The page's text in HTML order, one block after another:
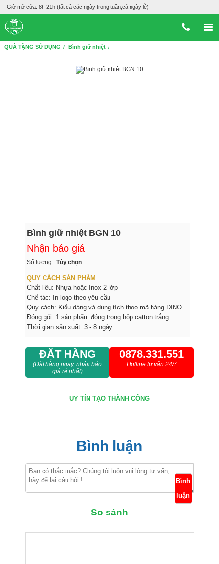
Giờ mở cửa: 8h-21h (tất cả các ngày trong tuần,cả ngày lễ)
QUÀ TẶNG SỬ DỤNG Bình giữ nhiệt
Bình giữ nhiệt BGN 10
Nhận báo giá
Số lượng :Tùy chọn
QUY CÁCH SẢN PHẨM
Chất liêu: Nhựa hoặc Inox 2 lớp
Chế tác: In logo theo yêu cầu
Quy cách: Kiểu dáng và dung tích theo mã hàng DINO
Đóng gói: 1 sản phẩm đóng trong hộp catton trắng
Thời gian sản xuất: 3 - 8 ngày
ĐẶT HÀNG
(Đặt hàng ngay, nhận báo
giá rẻ nhất)
0878.331.551
Hotline tư vấn 24/7
UY TÍN TẠO THÀNH CÔNG
Bình luận
Bình
luận
So sánh